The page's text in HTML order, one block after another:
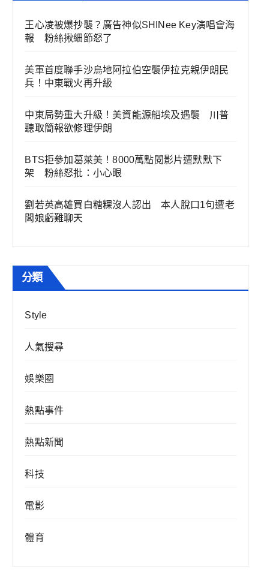
王心凌被爆抄襲？廣告神似SHINee Key演唱會海
報 粉絲揪細節怒了
美軍首度聯手沙烏地阿拉伯空襲伊拉克親伊朗民
兵！中東戰火再升級
中東局勢重大升級！美資能源船埃及遇襲 川普
聽取簡報欲修理伊朗
BTS拒參加葛萊美！8000萬點閱影片遭默默下
架 粉絲怒批：小心眼
劉若英高雄買白糖粿沒人認出 本人脫口1句遭老
闆娘虧難聊天
分類
Style
人氣搜尋
娛樂圈
熱點事件
熱點新聞
科技
電影
體育